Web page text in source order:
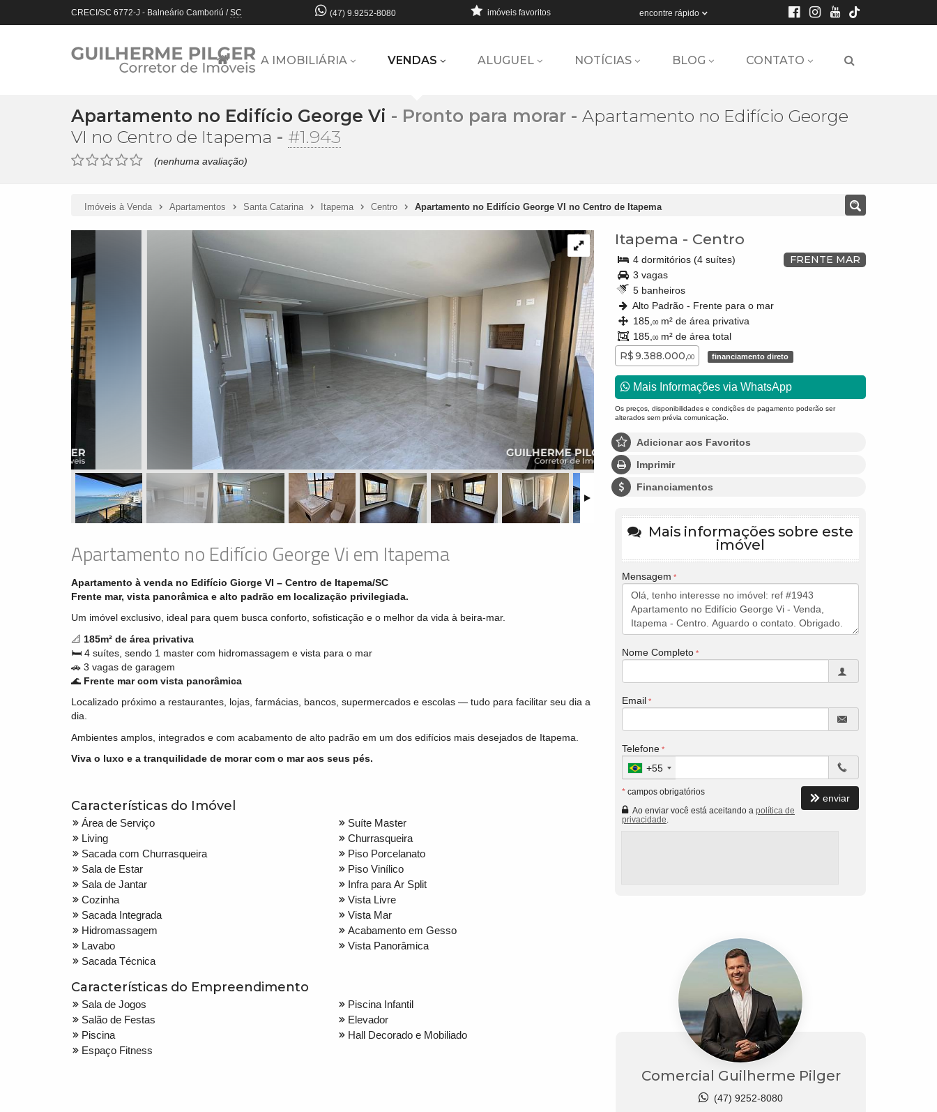
CRECI/SC 6772-J - Balneário Camboriú /SC (47) 9.9252-8080 encontre rápido
imóveis favoritos
A IMOBILIÁRIA VENDAS ALUGUEL NOTÍCIAS BLOG CONTATO
Apartamento no Edifício George Vi - Pronto para morar - Apartamento no Edifício George
VI no Centro de Itapema - #1.943
(nenhuma avaliação)
Imóveis à Venda Apartamentos Santa Catarina Itapema Centro Apartamento no Edifício George VI no Centro de Itapema
Apartamento no Edifício George Vi em Itapema
Apartamento à venda no Edifício Giorge VI – Centro de Itapema/SC
Frente mar, vista panorâmica e alto padrão em localização privilegiada.
Um imóvel exclusivo, ideal para quem busca conforto, sofisticação e o melhor da vida à beira-mar.
📐 185m² de área privativa
🛏️ 4 suítes, sendo 1 master com hidromassagem e vista para o mar
🚗 3 vagas de garagem
🌊 Frente mar com vista panorâmica
Localizado próximo a restaurantes, lojas, farmácias, bancos, supermercados e escolas — tudo para facilitar seu dia a
dia.
Ambientes amplos, integrados e com acabamento de alto padrão em um dos edifícios mais desejados de Itapema.
Viva o luxo e a tranquilidade de morar com o mar aos seus pés.
Características do Imóvel
Área de Serviço
Living
Sacada com Churrasqueira
Sala de Estar
Sala de Jantar
Cozinha
Sacada Integrada
Hidromassagem
Lavabo
Sacada Técnica
Suíte Master
Churrasqueira
Piso Porcelanato
Piso Vinílico
Infra para Ar Split
Vista Livre
Vista Mar
Acabamento em Gesso
Vista Panorâmica
Características do Empreendimento
Sala de Jogos
Salão de Festas
Piscina
Espaço Fitness
Piscina Infantil
Elevador
Hall Decorado e Mobiliado
Itapema - Centro
FRENTE MAR
4 dormitórios (4 suítes)
3 vagas
5 banheiros
Alto Padrão - Frente para o mar
185, 00m² de área privativa
185, 00m² de área total
R$ 9.388.000,00 financiamento direto
Mais Informações via WhatsApp
Os preços, disponibilidades e condições de pagamento poderão ser
alterados sem prévia comunicação.
Adicionar aos Favoritos
Imprimir
Financiamentos
Mais informações sobre este
imóvel
Mensagem
Nome Completo
Email
Telefone
+55
* campos obrigatórios
Ao enviar você está aceitando a política de
privacidade
enviar
Comercial Guilherme Pilger
(47) 9252-8080